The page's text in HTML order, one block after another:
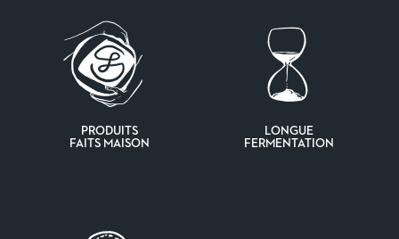
PRODUITS
FAITS MAISON
LONGUE
FERMENTATION